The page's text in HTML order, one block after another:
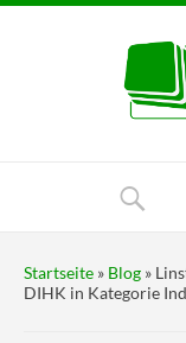
Startseite » Blog »
DIHK in Kategorie